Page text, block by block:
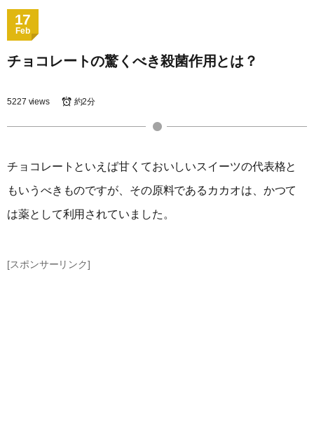
17
Feb
チョコレートの驚くべき殺菌作用とは？
5227 views 約2分
チョコレートといえば甘くておいしいスイーツの代表格と
もいうべきものですが、その原料であるカカオは、かつて
は薬として利用されていました。
[スポンサーリンク]